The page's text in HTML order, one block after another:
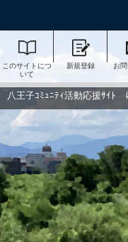
このサイトにつ
いて
新規登録 お
八王子ｺﾐｭﾆﾃｨ活動応援ｻｲﾄ